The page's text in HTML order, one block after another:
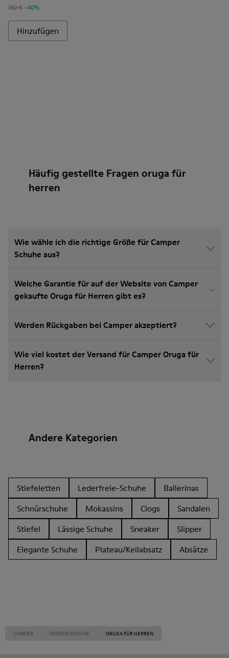
130 € -40%
Hinzufügen
Häufig gestellte Fragen oruga für
herren
Wie wähle ich die richtige Größe für Camper
Schuhe aus?
Welche Garantie für auf der Website von Camper
gekaufte Oruga für Herren gibt es?
Werden Rückgaben bei Camper akzeptiert?
Wie viel kostet der Versand für Camper Oruga für
Herren?
Andere Kategorien
Stiefeletten Lederfreie-Schuhe
Ballerinas
Schnürschuhe
Mokassins Clogs
Sandalen
Stiefel
Lässige Schuhe Sneaker
Slipper
Elegante Schuhe
Plateau/Keilabsatz Absätze
CAMPER HERREN SCHUHE ORUGA FÜR HERREN